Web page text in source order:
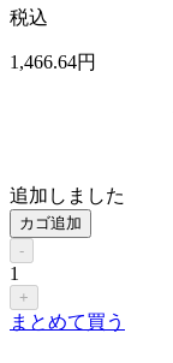
税込
1,466.64円
追加しました
カゴ追加
-
1
+
まとめて買う